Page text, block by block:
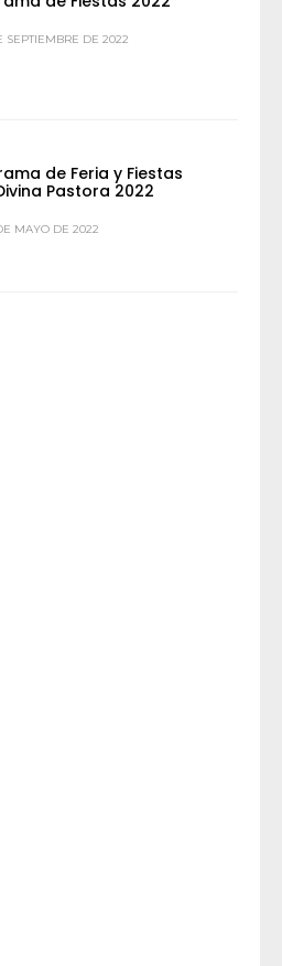
SEPTIEMBRE DE 2022
de Feria y Fiestas
Pastora 2022
MAYO DE 2022